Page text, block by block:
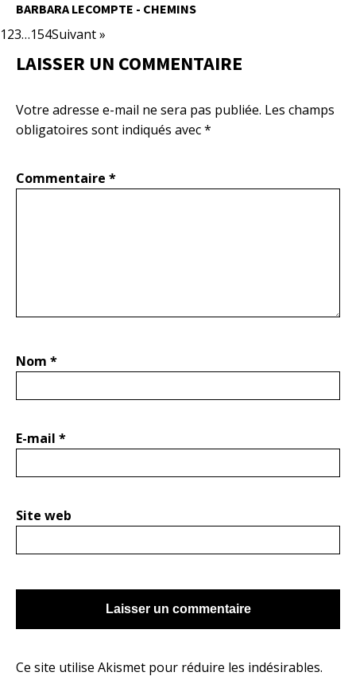
BARBARA LECOMPTE - CHEMINS
123…154Suivant »
LAISSER UN COMMENTAIRE
Votre adresse e-mail ne sera pas publiée. Les champs
obligatoires sont indiqués avec*
Commentaire *
Nom *
E-mail *
Site web
Ce site utilise Akismet pour réduire les indésirables.